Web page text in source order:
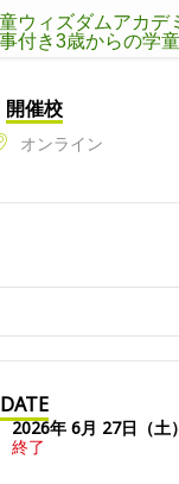
開催校
オンライン
DATE
2026年 6月 27日（土）
終了